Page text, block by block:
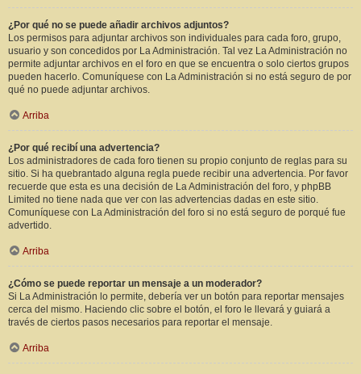
¿Por qué no se puede añadir archivos adjuntos?
Los permisos para adjuntar archivos son individuales para cada foro, grupo,
usuario y son concedidos por La Administración. Tal vez La Administración no
permite adjuntar archivos en el foro en que se encuentra o solo ciertos grupos
pueden hacerlo. Comuníquese con La Administración si no está seguro de por
qué no puede adjuntar archivos.
Arriba
¿Por qué recibí una advertencia?
Los administradores de cada foro tienen su propio conjunto de reglas para su
sitio. Si ha quebrantado alguna regla puede recibir una advertencia. Por favor
recuerde que esta es una decisión de La Administración del foro, y phpBB
Limited no tiene nada que ver con las advertencias dadas en este sitio.
Comuníquese con La Administración del foro si no está seguro de porqué fue
advertido.
Arriba
¿Cómo se puede reportar un mensaje a un moderador?
Si La Administración lo permite, debería ver un botón para reportar mensajes
cerca del mismo. Haciendo clic sobre el botón, el foro le llevará y guiará a
través de ciertos pasos necesarios para reportar el mensaje.
Arriba